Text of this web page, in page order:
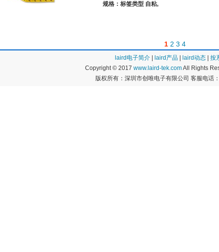
规格：标签类型 自粘,
1 2 3 4
laird电子简介 laird产品 laird动态
按
Copyright © 2017 www.laird-tek.comAll Rights
版权所有：深圳市创唯电子有限公司 客服电话